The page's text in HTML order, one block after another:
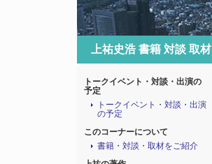
上祐史浩 書籍 対談 取材
トークイベント・対談・出演の
予定
トークイベント・対談・出演
の予定
このコーナーについて
書籍・対談・取材をご紹介